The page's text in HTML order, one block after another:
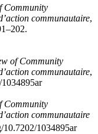
Community
communautaire,
of Community
communautaire,
Community
communautaire
10.7202/1034895ar